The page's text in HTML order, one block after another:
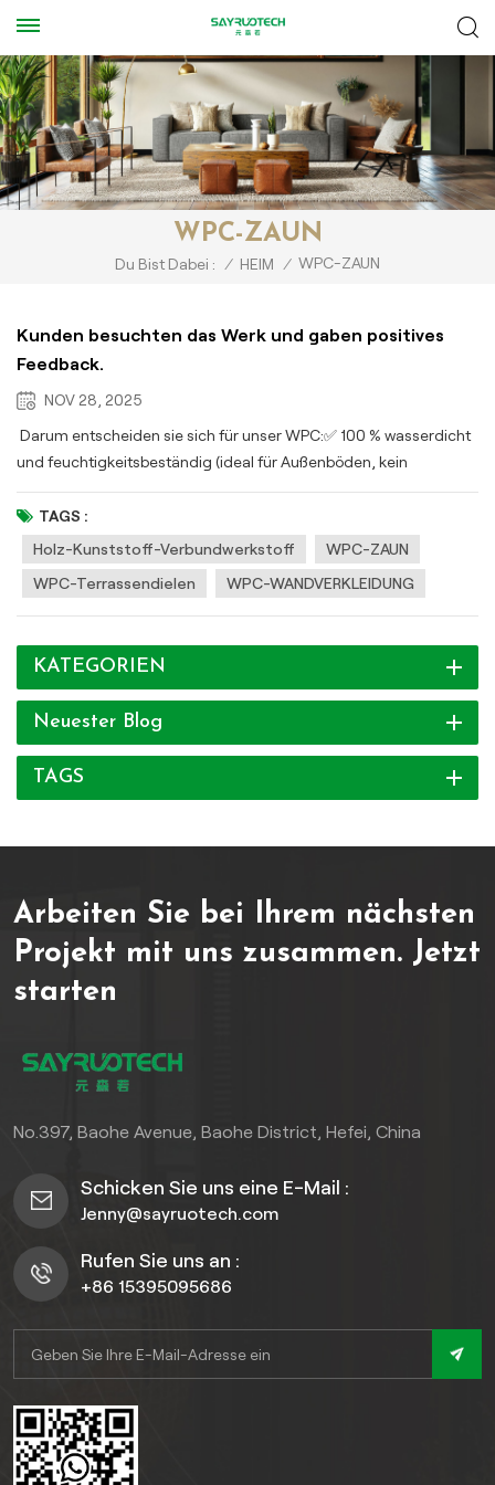
WPC-ZAUN
Du Bist Dabei : / HEIM / WPC-ZAUN
Kunden besuchten das Werk und gaben positives
Feedback.
NOV 28, 2025
Darum entscheiden sie sich für unser WPC:✅ 100 % wasserdicht
und feuchtigkeitsbeständig (ideal für Außenböden, kein
Verziehen/Verrotten)✅ Geringer Wartungsaufwand (kein
Streichen/Versiegeln erforderlich, spart Zeit und Kosten)✅
Umweltfreundlich & ungiftig (recycelte Materialien,
formaldehydfrei)✅ Langlebig und strapazierfähig (verschleißfest,
geeignet für gewerbliche und private Nutzung)
TAGS :
Holz-Kunststoff-Verbundwerkstoff
WPC-ZAUN
WPC-Terrassendielen
WPC-WANDVERKLEIDUNG
KATEGORIEN
Neuester Blog
TAGS
Arbeiten Sie bei Ihrem nächsten
Projekt mit uns zusammen. Jetzt
starten
No.397, Baohe Avenue, Baohe District, Hefei, China
Schicken Sie uns eine E-Mail :
Jenny@sayruotech.com
Rufen Sie uns an :
+86 15395095686